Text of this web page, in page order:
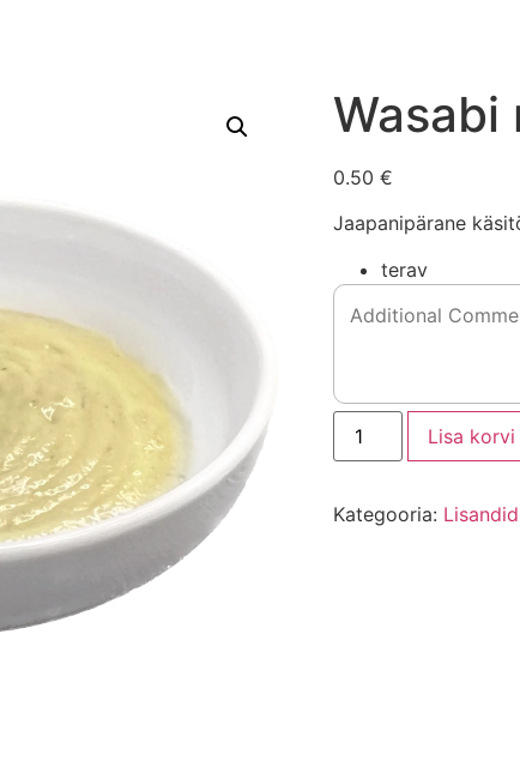
Wasabi
0.50 €
Jaapanipärane
terav
Lisa korvi
Kategooria: Lisandid